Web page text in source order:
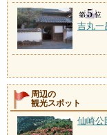
吉丸
周辺の
観光スポット
仙崎公